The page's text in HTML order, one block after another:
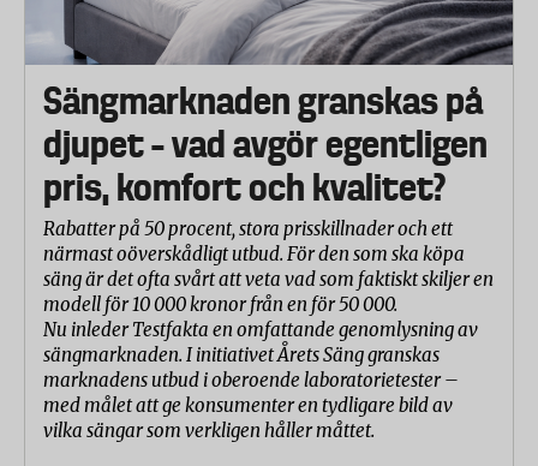
Sängmarknaden granskas på
djupet – vad avgör egentligen
pris, komfort och kvalitet?
Rabatter på 50 procent, stora prisskillnader och ett
närmast oöverskådligt utbud. För den som ska köpa
säng är det ofta svårt att veta vad som faktiskt skiljer en
modell för 10 000 kronor från en för 50 000.
Nu inleder Testfakta en omfattande genomlysning av
sängmarknaden. I initiativet Årets Säng granskas
marknadens utbud i oberoende laboratorietester –
med målet att ge konsumenter en tydligare bild av
vilka sängar som verkligen håller måttet.